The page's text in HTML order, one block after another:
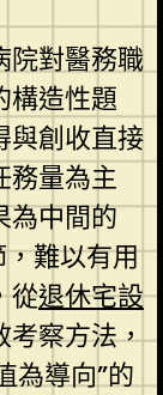
院對醫務職
構造性題
與創收直接
務量為主
為中間的
難以有用
從退休宅設
考察方法，
為導向”的